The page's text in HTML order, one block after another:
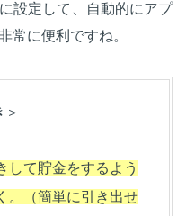
設定して、自動的にアプ
常に便利ですね。
して貯金をするよう
。（簡単に引き出せ